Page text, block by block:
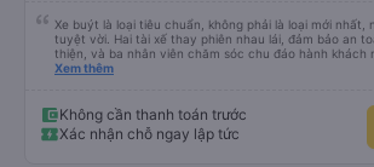
Xe buýt là loại tiêu chuẩn, không phải là loại mới nhất,
tuyệt vời. Hai tài xế thay phiên nhau lái, đảm bảo an
thiện, và ba nhân viên chăm sóc chu đáo hành khách
máy lạnh và cổng sạc USB, và dừng thường xuyên ở
khoảng 9 tiếng. Tôi hài lòng với giá vé 480.000 VND.
Xem thêm
Không cần thanh toán trước
Xác nhận chỗ ngay lập tức